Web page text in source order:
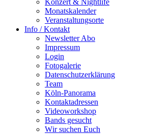
Konzert & Nightlife
Monatskalender
Veranstaltungsorte
Info / Kontakt
Newsletter Abo
Impressum
Login
Fotogalerie
Datenschutzerklärung
Team
Köln-Panorama
Kontaktadressen
Videoworkshop
Bands gesucht
Wir suchen Euch